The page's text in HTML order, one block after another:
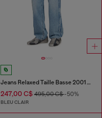
Jeans Relaxed Taille Basse 2001 D-Macro
247,00 C$495,00 C$-50%
BLEU CLAIR